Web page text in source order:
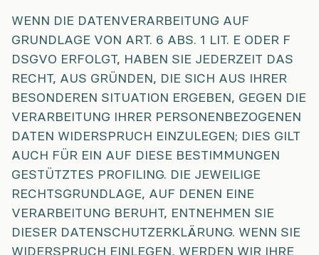
WENN DIE DATENVERARBEITUNG AUF
GRUNDLAGE VON ART. 6 ABS. 1 LIT. E ODER F
DSGVO ERFOLGT, HABEN SIE JEDERZEIT DAS
RECHT, AUS GRÜNDEN, DIE SICH AUS IHRER
BESONDEREN SITUATION ERGEBEN, GEGEN DIE
VERARBEITUNG IHRER PERSONENBEZOGENEN
DATEN WIDERSPRUCH EINZULEGEN; DIES GILT
AUCH FÜR EIN AUF DIESE BESTIMMUNGEN
GESTÜTZTES PROFILING. DIE JEWEILIGE
RECHTSGRUNDLAGE, AUF DENEN EINE
VERARBEITUNG BERUHT, ENTNEHMEN SIE
DIESER DATENSCHUTZERKLÄRUNG. WENN SIE
WIDERSPRUCH EINLEGEN, WERDEN WIR IHRE